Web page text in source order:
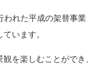
われた平成の架替事業
います。
を楽しむことができ、